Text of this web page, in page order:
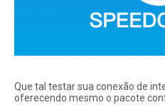
Que tal testar sua conexão de
oferecendo mesmo o pacote